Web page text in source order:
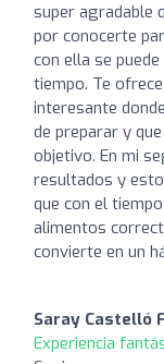
super agradable
por conocerte
con ella se
tiempo. Te
interesante
de preparar y
objetivo. En mi
resultados y
que con el
alimentos
convierte en un
Saray Castelló
Experiencia